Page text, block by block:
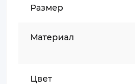
Размер
Материал
Цвет